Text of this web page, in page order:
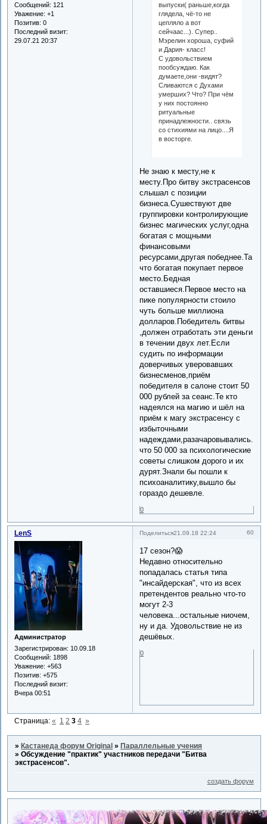
Сообщений: 121
Уважение: +1
Позитив: 0
Последний визит:
29.07.21 20:37
выпуски( раньше,когда
глядела, чё-то не
цепляло а вот
сейчаас...). Супер..
Мэрелин хороша, суфий
и Дария- класс!
С удовольствием
пообсуждаю. Как
думаете,они -видят?
Сливаются с Духами
умерших? Что? При чём
у них постоянно
ритуальные
принадлежности.. связь
со стихиями на лицо....Я
в восторге.
Не знаю к месту,не к
месту.Про битву экстрасенсов
слышал с позиции
бизнеса.Сушествуют две
группировки контролирующие
бизнес магических услуг,одна
богатая с мощными
финансовыми
ресурсами,другая победнее.Та
что богатая покупает первое
место.Бедная
оставшиеся.Первое место на
пике популярности стоило
чуть больше миллиона
долларов.Победитель битвы
,должен отработать эти деньги
в течении двух лет.Если
судить по информации
доверчивых уверовавших
бизнесменов,приём
победителя в салоне стоит 50
000 рублей за сеанс.Те кто
надеялся на магию и шёл на
приём к магу экстрасенсу с
избыточными
что 50 000 за психологические
советы слишком дорого и их
дурят.Знали бы пошли к
психоаналитику,вышло бы
гораздо дешевле.
0
Поделиться 60
21.09.18 22:24
LenS
Администратор
Зарегистрирован: 10.09.18
Сообщений: 1898
Уважение: +563
Позитив: +575
Последний визит:
Вчера 00:51
17 сезон?😱
Недавно относительно
попадалась статья типа
"инсайдерская", что из всех
претендентов реально что-то
могут 2-3
человека...остальные ниочем,
ну и да. Удовольствие не из
дешёвых.
0
Страница:« 1 2 3 4 »
» Кастанеда форум Original » Параллельные учения
»Обсуждение "практик" участников передачи "Битва
экстрасенсов".
создать форум